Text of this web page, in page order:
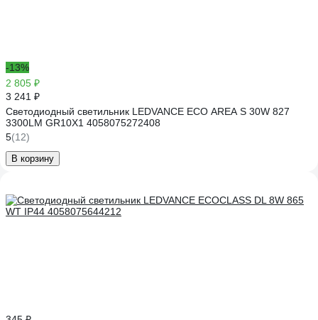
-13%
2 805 ₽
3 241 ₽
Светодиодный светильник LEDVANCE ECO AREA S 30W 827
3300LM GR10X1 4058075272408
5(12)
В корзину